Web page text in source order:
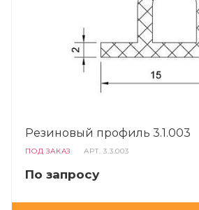
Резиновый профиль 3.1.003
ПОД ЗАКАЗ АРТ.3.3.003
По запросу